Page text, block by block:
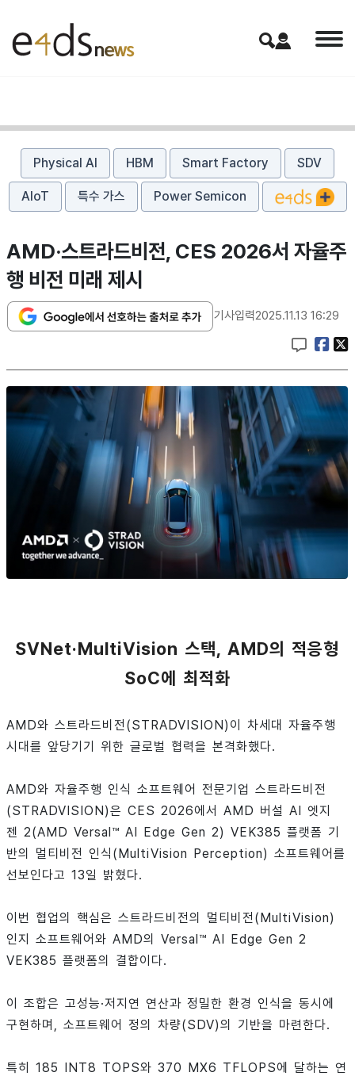
Physical AI HBM Smart Factory SDV
AIoT 특수 가스 Power Semicon
AMD·스트라드비전, CES 2026서 자율주
행 비전 미래 제시
기사입력2025.11.13 16:29
SVNet·MultiVision 스택, AMD의 적응형
SoC에 최적화
AMD와 스트라드비전(STRADVISION)이 차세대 자율주행
시대를 앞당기기 위한 글로벌 협력을 본격화했다.
AMD와 자율주행 인식 소프트웨어 전문기업 스트라드비전
(STRADVISION)은 CES 2026에서 AMD 버설 AI 엣지
젠 2(AMD Versal™ AI Edge Gen 2) VEK385 플랫폼 기
반의 멀티비전 인식(MultiVision Perception) 소프트웨어를
선보인다고 13일 밝혔다.
이번 협업의 핵심은 스트라드비전의 멀티비전(MultiVision)
인지 소프트웨어와 AMD의 Versal™ AI Edge Gen 2
VEK385 플랫폼의 결합이다.
이 조합은 고성능·저지연 연산과 정밀한 환경 인식을 동시에
구현하며, 소프트웨어 정의 차량(SDV)의 기반을 마련한다.
특히 185 INT8 TOPS와 370 MX6 TFLOPS에 달하는 연